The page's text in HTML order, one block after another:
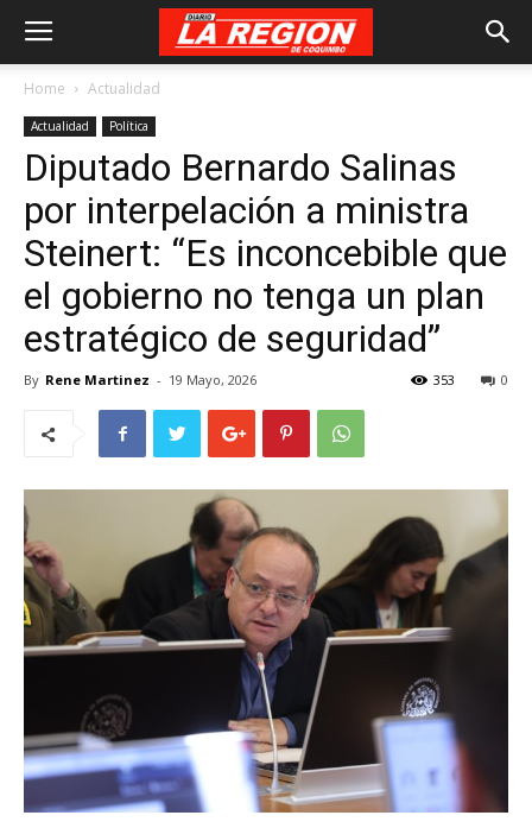
Home Actualidad
Actualidad Política
Diputado Bernardo Salinas
por interpelación a ministra
Steinert: “Es inconcebible que
el gobierno no tenga un plan
estratégico de seguridad”
By Rene Martinez - 19 Mayo, 2026 0
353